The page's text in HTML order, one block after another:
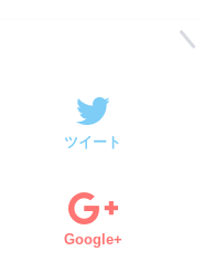
ツイート
Google+